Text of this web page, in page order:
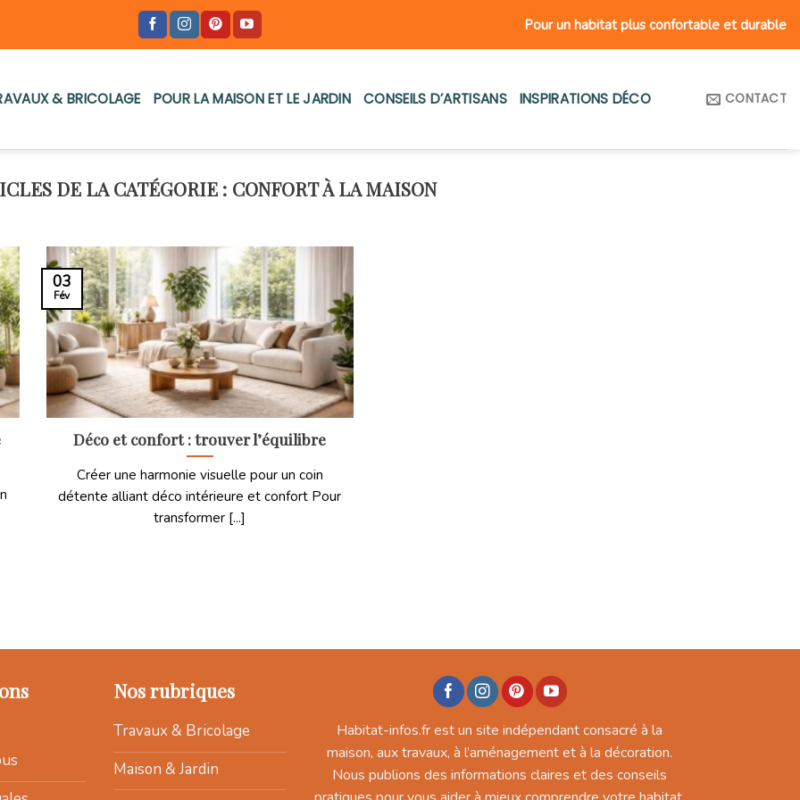
Pour un habitat plus confortable et durable
& BRICOLAGE POUR LA MAISON ET LE JARDIN CONSEILS D’ARTISANS INSPIRATIONS DÉCO CONTACT
CONFORT À LA MAISON
Déco et confort : trouver l’équilibre
Créer une harmonie visuelle pour un coin
détente alliant déco intérieure et confort Pour
transformer [...]
03
Fév
Nos rubriques
Travaux & Bricolage
Maison & Jardin
Habitat-infos.fr est un site indépendant consacré à la
maison, aux travaux, à l’aménagement et à la décoration.
Nous publions des informations claires et des conseils